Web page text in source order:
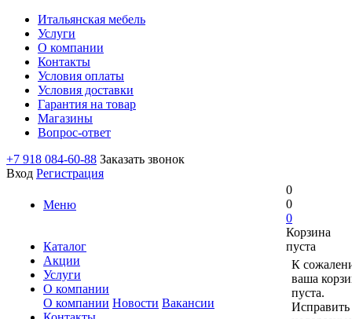
Итальянская мебель
Услуги
О компании
Контакты
Условия оплаты
Условия доставки
Гарантия на товар
Магазины
Вопрос-ответ
+7 918 084-60-88 Заказать звонок
Вход Регистрация
Меню
Каталог
Акции
Услуги
О компании
О компании Новости Вакансии
0
0
0
Корзина
пуста
К
ваша
пуста.
Исправить